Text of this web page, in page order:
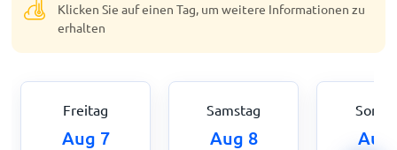
Klicken Sie auf einen Tag, um weitere Informationen zu
erhalten
Freitag
Aug 7
Samstag
Aug 8 Aug